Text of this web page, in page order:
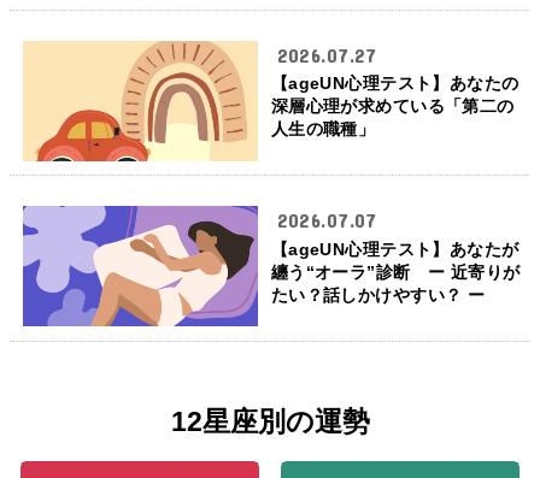
2026.07.27
【ageUN心理テスト】あなたの
深層心理が求めている「第二の
人生の職種」
2026.07.07
【ageUN心理テスト】あなたが
纏う“オーラ”診断 ー 近寄りが
たい？話しかけやすい？ ー
12星座別の運勢